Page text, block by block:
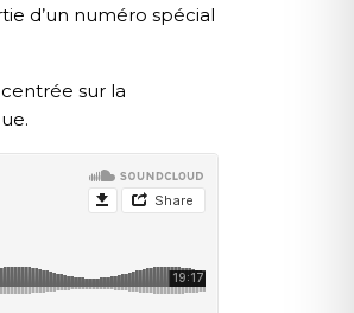
d’un numéro spécial
sur la